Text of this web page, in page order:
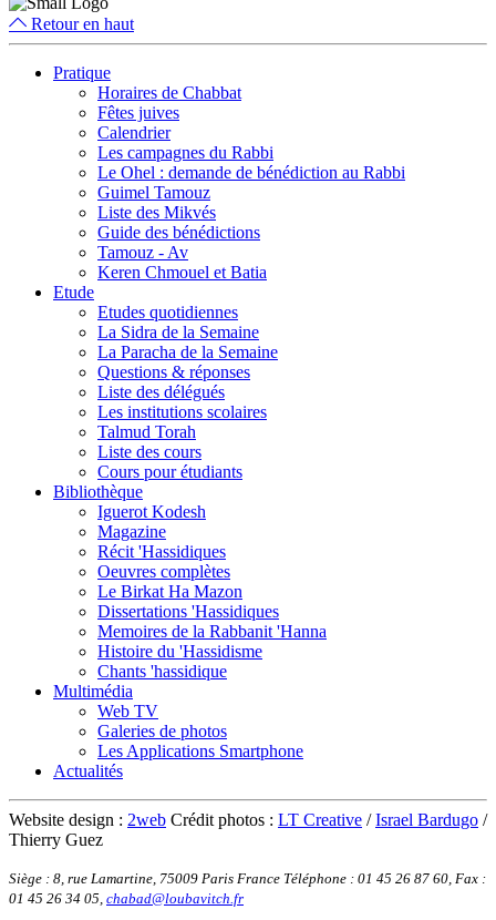
Retour en haut
Pratique
Horaires de Chabbat
Fêtes juives
Calendrier
Les campagnes du Rabbi
Le Ohel : demande de bénédiction au Rabbi
Guimel Tamouz
Liste des Mikvés
Guide des bénédictions
Tamouz - Av
Keren Chmouel et Batia
Etude
Etudes quotidiennes
La Sidra de la Semaine
La Paracha de la Semaine
Questions & réponses
Liste des délégués
Les institutions scolaires
Talmud Torah
Liste des cours
Cours pour étudiants
Bibliothèque
Iguerot Kodesh
Magazine
Récit 'Hassidiques
Oeuvres complètes
Le Birkat Ha Mazon
Dissertations 'Hassidiques
Memoires de la Rabbanit 'Hanna
Histoire du 'Hassidisme
Chants 'hassidique
Multimédia
Web TV
Galeries de photos
Les Applications Smartphone
Actualités
Website design : 2web Crédit photos : LT Creative /Israel Bardugo /
Thierry Guez
Siège : 8, rue Lamartine, 75009 Paris France Téléphone : 01 45 26 87 60, Fax :
01 45 26 34 05, chabad@loubavitch.fr